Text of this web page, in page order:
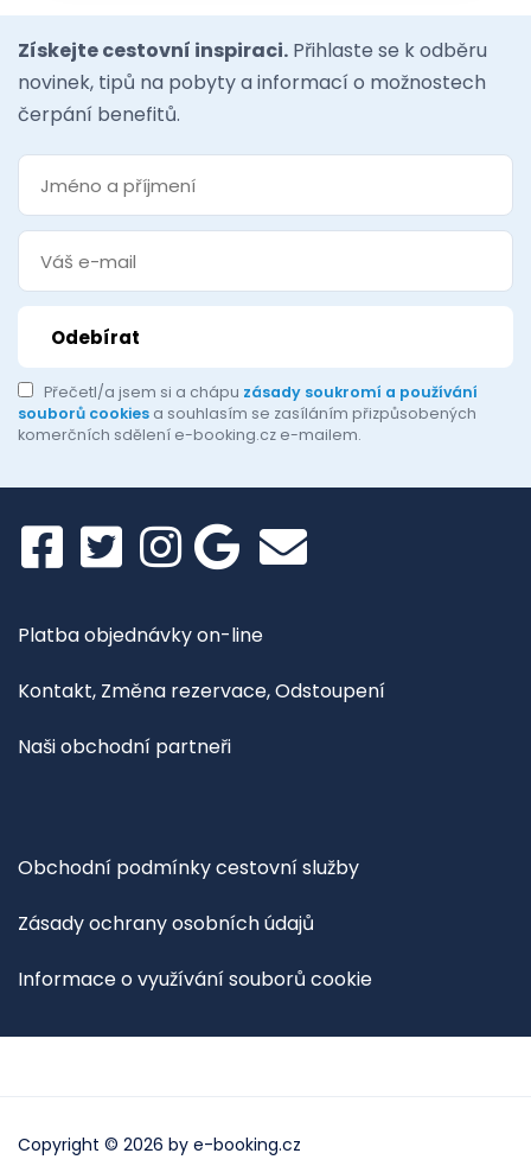
Získejte cestovní inspiraci. Přihlaste se k odběru
novinek, tipů na pobyty a informací o možnostech
čerpání benefitů.
Přečetl/a jsem si a chápu zásady soukromí a používání
souborů cookies a souhlasím se zasíláním přizpůsobených
komerčních sdělení e-booking.cz e-mailem.
Platba objednávky on-line
Kontakt, Změna rezervace, Odstoupení
Naši obchodní partneři
Obchodní podmínky cestovní služby
Zásady ochrany osobních údajů
Informace o využívání souborů cookie
Copyright © 2026 by e-booking.cz